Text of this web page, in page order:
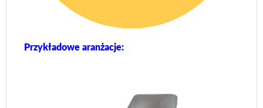
Przykładowe aranżacje: